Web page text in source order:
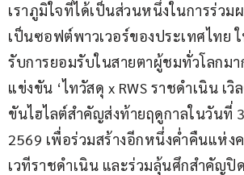
เราภูมิใจที่ได้เป็นส่วนหนึ่งในการร่วม
เป็นซอฟต์พาวเวอร์ของประเทศไทย
รับการยอมรับในสายตาผู้ชมทั่วโลกมา
แข่งขัน ‘ไทวัสดุ x RWS ราชดำเนิน เ
ขันไฮไลต์สำคัญส่งท้ายฤดูกาลในวันที่
2569 เพื่อร่วมสร้างอีกหนึ่งค่ำคืนแห่ง
เวทีราชดำเนิน และร่วมลุ้นศึกสำคัญปิ